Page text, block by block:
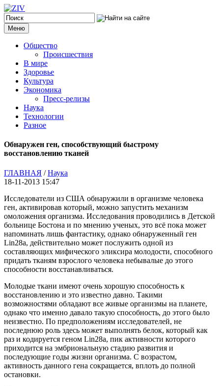
Меню
Общество
Происшествия
В мире
Здоровье
Культура
Экономика
Пресс-релизы
Наука
Технологии
Разное
Обнаружен ген, способствующий быстрому
восстановлению тканей
ГЛАВНАЯ /Наука
18-11-2013 15:47
Исследователи из США обнаружили в организме человека
ген, активировав который, можно запустить механизм
омоложения организма. Исследования проводились в Детской
больнице Бостона и по мнению ученых, это всё пока может
напоминать лишь фантастику, однако обнаруженный ген
Lin28a, действительно может послужить одной из
составляющих мифического эликсира молодости, способного
придать тканям взрослого человека небывалые до этого
способности восстанавливаться.
Молодые ткани имеют очень хорошую способность к
восстановлению и это известно давно. Такими
возможностями обладают все живые организмы на планете,
однако что именно давало такую способность, до этого было
неизвестно. По предположениям исследователей, не
последнюю роль здесь может выполнять белок, который как
раз и кодируется геном Lin28a, пик активности которого
приходится на эмбриональную стадию развития и
последующие годы жизни организма. С возрастом,
активность данного гена сокращается, вплоть до полной
остановки.